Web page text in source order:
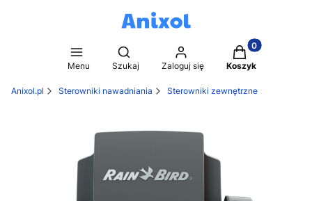
Menu
Otwórz wyszukiwarkę
Szukaj Zaloguj się
Produkty w
Koszyk
Anixol.pl Sterowniki nawadniania Sterowniki zewnętrzne